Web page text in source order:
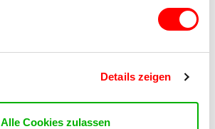
Details zeigen
Alle Cookies zulassen